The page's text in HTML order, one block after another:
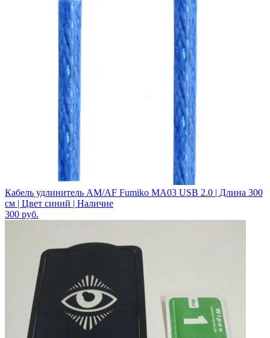
Кабель удлинитель AM/AF Fumiko MA03 USB 2.0 | Длина 300
см | Цвет синий | Наличие
300 руб.